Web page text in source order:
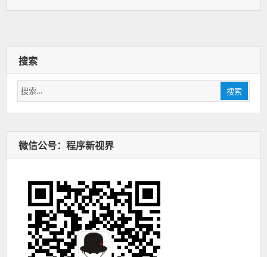
搜索
搜
索：
搜索
微信公号：程序新视界